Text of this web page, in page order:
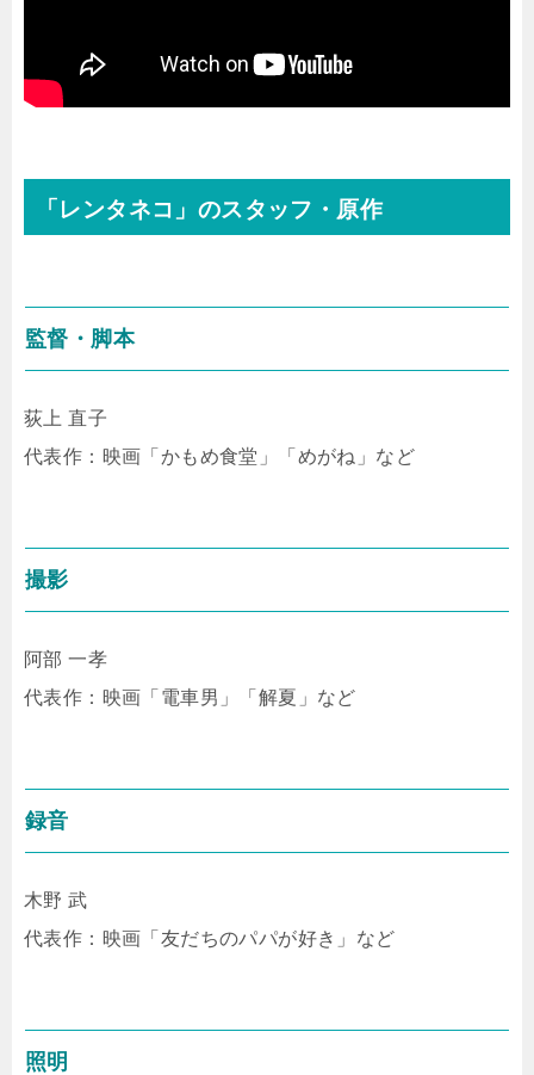
「レンタネコ」のスタッフ・原作
監督・脚本
荻上 直子
代表作：映画「かもめ食堂」「めがね」など
撮影
阿部 一孝
代表作：映画「電車男」「解夏」など
録音
木野 武
代表作：映画「友だちのパパが好き」など
照明